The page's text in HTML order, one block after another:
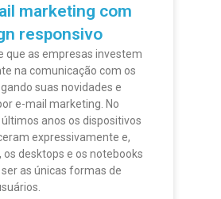
marketing com
responsivo
que as empresas investem
na comunicação com os
suas novidades e
e-mail marketing. No
anos os dispositivos
expressivamente e,
desktops e os notebooks
as únicas formas de